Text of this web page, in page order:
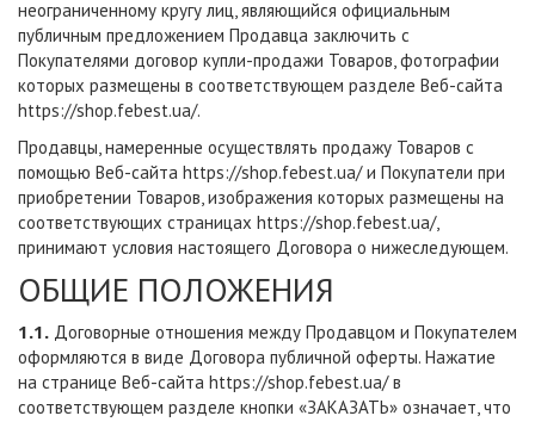
неограниченному кругу лиц, являющийся официальным
публичным предложением Продавца заключить с
Покупателями договор купли-продажи Товаров, фотографии
которых размещены в соответствующем разделе Веб-сайта
https://shop.febest.ua/.
Продавцы, намеренные осуществлять продажу Товаров с
помощью Веб-сайта https://shop.febest.ua/и Покупатели при
приобретении Товаров, изображения которых размещены на
соответствующих страницах https://shop.febest.ua/,
принимают условия настоящего Договора о нижеследующем.
ОБЩИЕ ПОЛОЖЕНИЯ
1.1. Договорные отношения между Продавцом и Покупателем
оформляются в виде Договора публичной оферты. Нажатие
на странице Веб-сайта https://shop.febest.ua/в
соответствующем разделе кнопки «ЗАКАЗАТЬ» означает, что